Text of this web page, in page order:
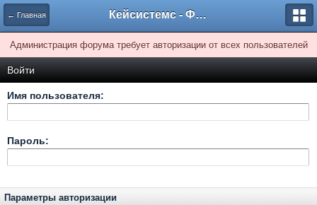
← Главная Кейсистемс - Форумы
Администрация форума требует авторизации от всех пользователей
Войти
Имя пользователя:
Пароль:
Параметры авторизации